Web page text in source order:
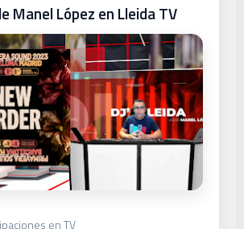
Manel López en Lleida TV
en TV